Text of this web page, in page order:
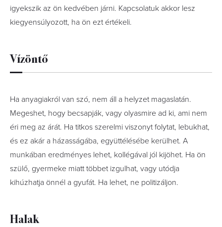
igyekszik az ön kedvében járni. Kapcsolatuk akkor lesz
kiegyensúlyozott, ha ön ezt értékeli.
Vízöntő
Ha anyagiakról van szó, nem áll a helyzet magaslatán.
Megeshet, hogy becsapják, vagy olyasmire ad ki, ami nem
éri meg az árát. Ha titkos szerelmi viszonyt folytat, lebukhat,
és ez akár a házasságába, együttélésébe kerülhet. A
munkában eredményes lehet, kollégával jól kijöhet. Ha ön
szülő, gyermeke miatt többet izgulhat, vagy utódja
kihúzhatja önnél a gyufát. Ha lehet, ne politizáljon.
Halak